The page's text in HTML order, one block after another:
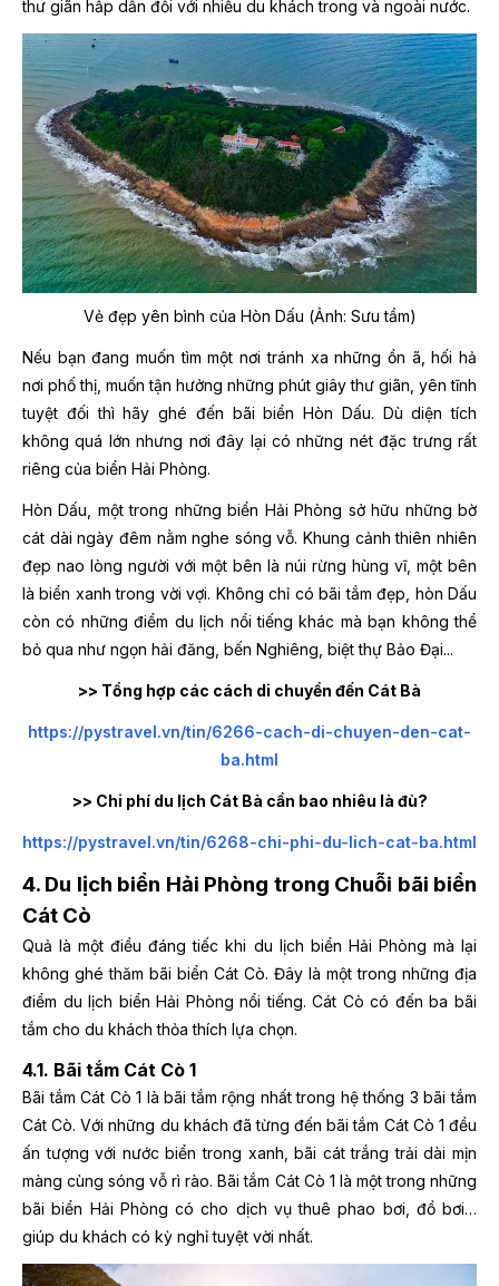
thư giãn hấp dẫn đối với nhiều du khách trong và ngoài nước.
Vẻ đẹp yên bình của Hòn Dấu (Ảnh: Sưu tầm)
Nếu bạn đang muốn tìm một nơi tránh xa những ồn ã, hối hả
nơi phố thị, muốn tận hưởng những phút giây thư giãn, yên tĩnh
tuyệt đối thì hãy ghé đến bãi biển Hòn Dấu. Dù diện tích
không quá lớn nhưng nơi đây lại có những nét đặc trưng rất
riêng của biển Hải Phòng.
Hòn Dấu, một trong những biển Hải Phòng sở hữu những bờ
cát dài ngày đêm nằm nghe sóng vỗ. Khung cảnh thiên nhiên
đẹp nao lòng người với một bên là núi rừng hùng vĩ, một bên
là biển xanh trong vời vợi. Không chỉ có bãi tắm đẹp, hòn Dấu
còn có những điểm du lịch nổi tiếng khác mà bạn không thể
bỏ qua như ngọn hải đăng, bến Nghiêng, biệt thự Bảo Đại...
>> Tổng hợp các cách di chuyển đến Cát Bà
https://pystravel.vn/tin/6266-cach-di-chuyen-den-cat-
ba.html
>> Chi phí du lịch Cát Bà cần bao nhiêu là đù?
https://pystravel.vn/tin/6268-chi-phi-du-lich-cat-ba.html
4. Du lịch biển Hải Phòng trong Chuỗi bãi biển
Cát Cò
Quả là một điều đáng tiếc khi du lịch biển Hải Phòng mà lại
không ghé thăm bãi biển Cát Cò. Đây là một trong những địa
điểm du lịch biển Hải Phòng nổi tiếng. Cát Cò có đến ba bãi
tắm cho du khách thỏa thích lựa chọn.
4.1. Bãi tắm Cát Cò 1
Bãi tắm Cát Cò 1 là bãi tắm rộng nhất trong hệ thống 3 bãi tắm
Cát Cò. Với những du khách đã từng đến bãi tắm Cát Cò 1 đều
ấn tượng với nước biển trong xanh, bãi cát trắng trải dài mịn
màng cùng sóng vỗ rì rào. Bãi tắm Cát Cò 1 là một trong những
bãi biển Hải Phòng có cho dịch vụ thuê phao bơi, đồ bơi…
giúp du khách có kỳ nghỉ tuyệt vời nhất.